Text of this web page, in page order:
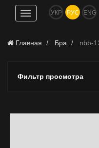
Показать
навигацию
УКР РУС ENG
Главная Бра nbb-
Фильтр просмотра